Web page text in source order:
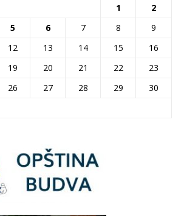
1
2
5 6 7 8
9
12 13 14 15
16
19 20 21 22
23
26 27 28 29
30